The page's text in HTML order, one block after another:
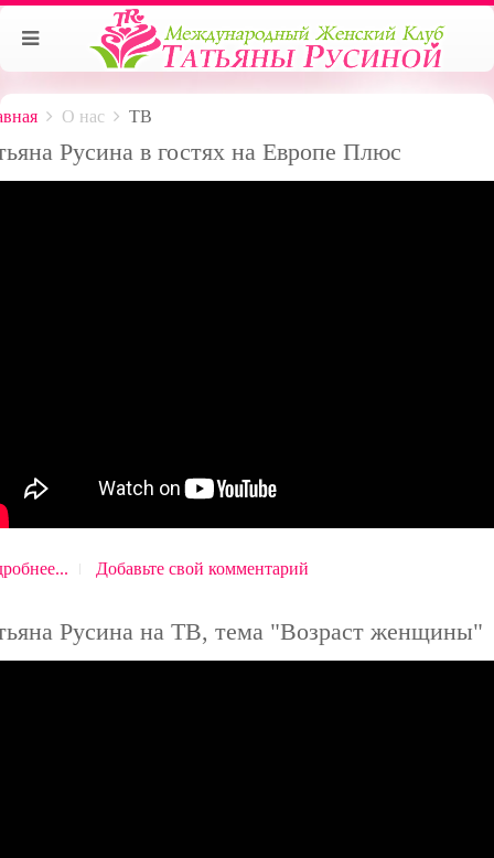
О нас ТВ
Русина в гостях на Европе Плюс
Добавьте свой комментарий
Русина на ТВ, тема "Возраст женщины"